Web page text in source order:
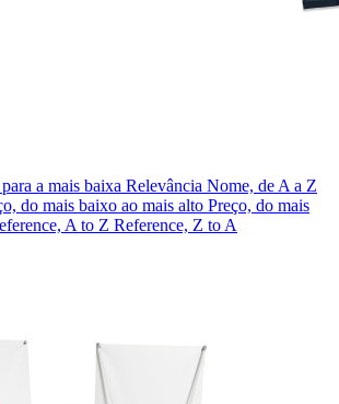
a mais baixa Relevância Nome, de A a Z
do mais baixo ao mais alto Preço, do mais
A to Z Reference, Z to A